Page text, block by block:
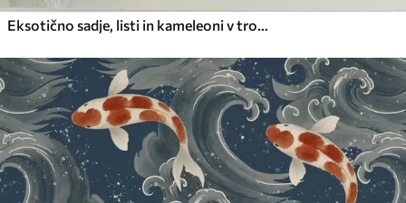
Eksotično sadje, listi in kameleoni v tropskem slogu